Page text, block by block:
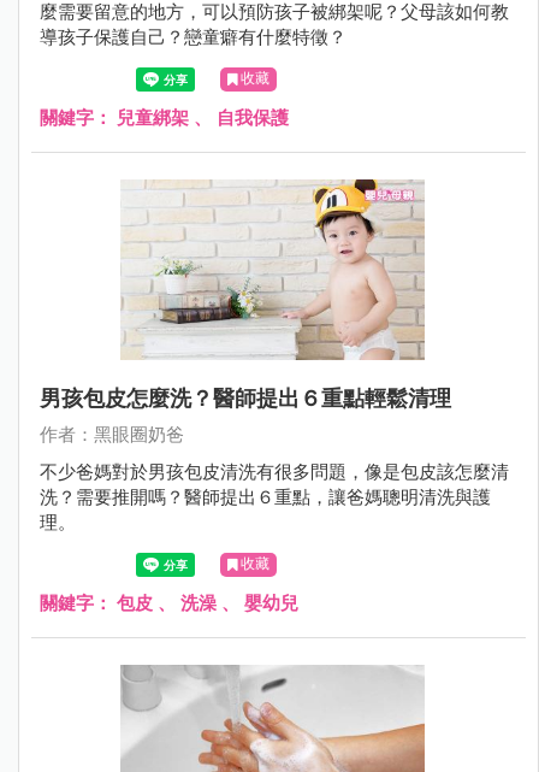
麼需要留意的地方，可以預防孩子被綁架呢？父母該如何教
導孩子保護自己？戀童癖有什麼特徵？
收藏
關鍵字： 兒童綁架 、 自我保護
男孩包皮怎麼洗？醫師提出６重點輕鬆清理
作者：黑眼圈奶爸
不少爸媽對於男孩包皮清洗有很多問題，像是包皮該怎麼清
洗？需要推開嗎？醫師提出６重點，讓爸媽聰明清洗與護
理。
收藏
關鍵字： 包皮 、 洗澡 、 嬰幼兒